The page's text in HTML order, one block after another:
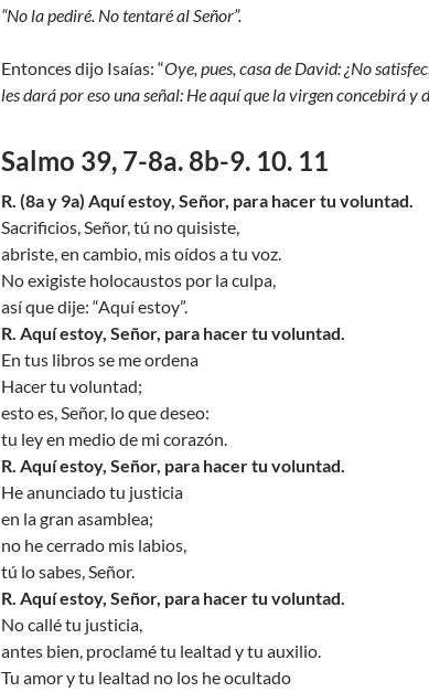
“No la pediré. No tentaré al Señor”.
Entonces dijo Isaías: “Oye, pues, casa de David: ¿No
les dará por eso una señal: He aquí que la virgen concebirá
Salmo 39, 7-8a. 8b-9. 10. 11
R. (8a y 9a) Aquí estoy, Señor, para hacer tu voluntad.
Sacrificios, Señor, tú no quisiste,
abriste, en cambio, mis oídos a tu voz.
No exigiste holocaustos por la culpa,
así que dije: “Aquí estoy”.
R. Aquí estoy, Señor, para hacer tu voluntad.
En tus libros se me ordena
Hacer tu voluntad;
esto es, Señor, lo que deseo:
tu ley en medio de mi corazón.
R. Aquí estoy, Señor, para hacer tu voluntad.
He anunciado tu justicia
en la gran asamblea;
no he cerrado mis labios,
tú lo sabes, Señor.
R. Aquí estoy, Señor, para hacer tu voluntad.
No callé tu justicia,
antes bien, proclamé tu lealtad y tu auxilio.
Tu amor y tu lealtad no los he ocultado